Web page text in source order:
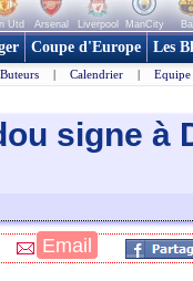
Utd Arsenal Liverpool ManCity
Coupe d'Europe Les
Buteurs | Calendrier | Equipe
signe à
Email